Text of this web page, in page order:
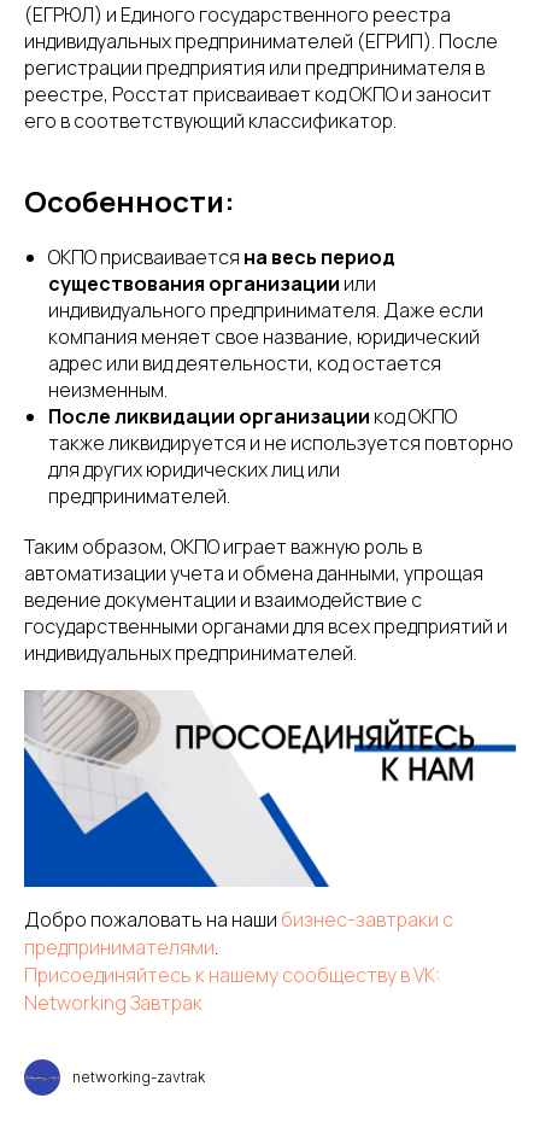
(ЕГРЮЛ) и Единого государственного реестра
индивидуальных предпринимателей (ЕГРИП). После
регистрации предприятия или предпринимателя в
реестре, Росстат присваивает код ОКПО и заносит
его в соответствующий классификатор.
Особенности:
ОКПО присваивается на весь период
существования организации или
индивидуального предпринимателя. Даже если
компания меняет свое название, юридический
адрес или вид деятельности, код остается
неизменным.
После ликвидации организации код ОКПО
также ликвидируется и не используется повторно
для других юридических лиц или
предпринимателей.
Таким образом, ОКПО играет важную роль в
автоматизации учета и обмена данными, упрощая
ведение документации и взаимодействие с
государственными органами для всех предприятий и
индивидуальных предпринимателей.
Добро пожаловать на наши бизнес-завтраки с
предпринимателями.
Присоединяйтесь к нашему сообществу в VK:
Networking Завтрак
networking-zavtrak